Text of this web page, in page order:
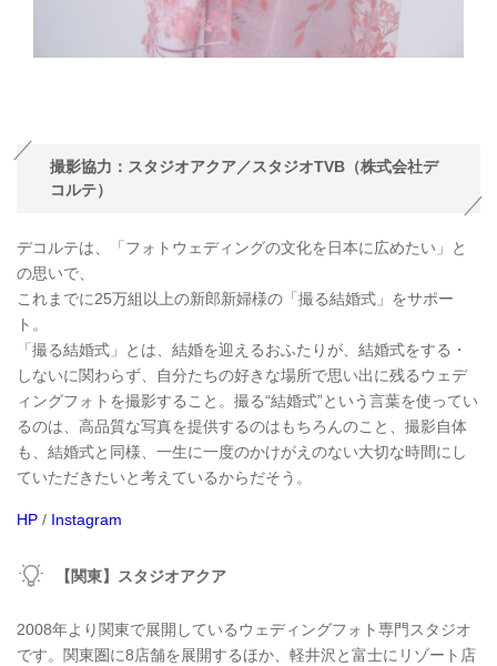
撮影協力：スタジオアクア／スタジオTVB（株式会社デ
コルテ）
デコルテは、「フォトウェディングの文化を日本に広めたい」と
の思いで、
これまでに25万組以上の新郎新婦様の「撮る結婚式」をサポー
ト。
「撮る結婚式」とは、結婚を迎えるおふたりが、結婚式をする・
しないに関わらず、自分たちの好きな場所で思い出に残るウェデ
ィングフォトを撮影すること。撮る“結婚式”という言葉を使ってい
るのは、高品質な写真を提供するのはもちろんのこと、撮影自体
も、結婚式と同様、一生に一度のかけがえのない大切な時間にし
ていただきたいと考えているからだそう。
HP / Instagram
【関東】スタジオアクア
2008年より関東で展開しているウェディングフォト専門スタジオ
です。関東圏に8店舗を展開するほか、軽井沢と富士にリゾート店